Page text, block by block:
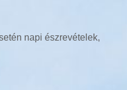
napi észrevételek,